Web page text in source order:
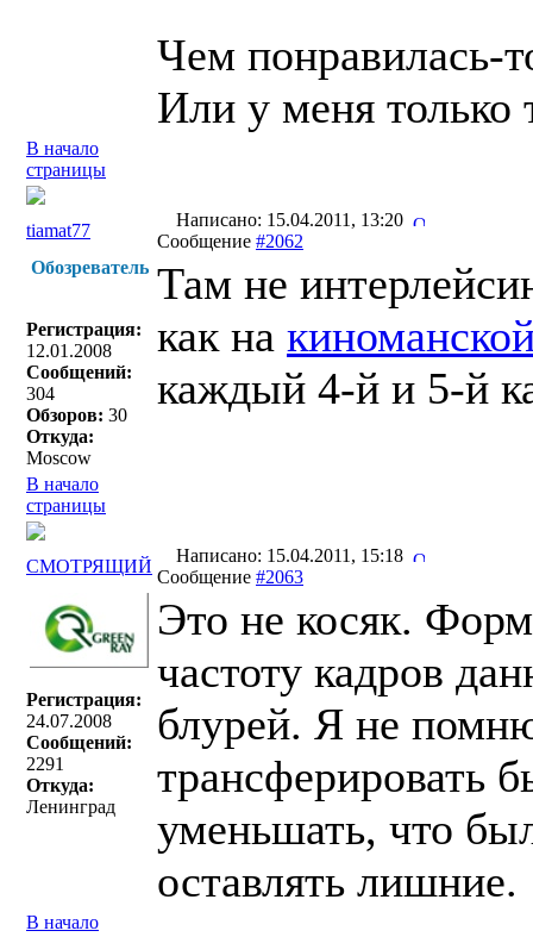
Чем понравилась-
Или у меня только
В начало
страницы
tiamat77
Написано: 15.04.2011, 13:20
Сообщение #2062
Обозреватель
Регистрация:
12.01.2008
Сообщений:
304
Обзоров: 30
Откуда:
Moscow
Там не
как на
каждый 4-й и 5-й
В начало
страницы
СМОТРЯЩИЙ
Написано: 15.04.2011, 15:18
Сообщение #2063
Регистрация:
24.07.2008
Сообщений:
2291
Откуда:
Ленинград
Это не косяк.
частоту кадров
блурей. Я не
трансферировать
уменьшать, что
оставлять лишние.
В начало